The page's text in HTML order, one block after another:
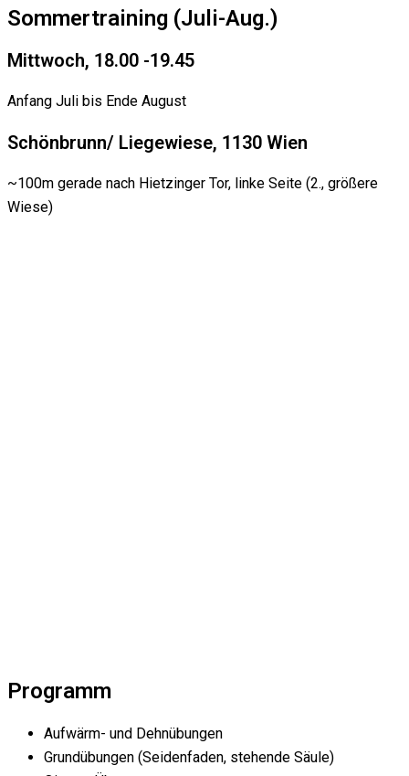
Sommertraining (Juli-Aug.)
Mittwoch, 18.00 -19.45
Anfang Juli bis Ende August
Schönbrunn/ Liegewiese, 1130 Wien
~100m gerade nach Hietzinger Tor, linke Seite (2., größere
Wiese)
Programm
Aufwärm- und Dehnübungen
Grundübungen (Seidenfaden, stehende Säule)